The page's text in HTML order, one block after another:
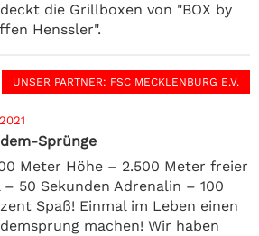
die Grillboxen von "BOX by
Henssler".
UNSER PARTNER: FSC MECKLENBURG E.V.
Sprünge
Meter Höhe – 2.500 Meter freier
– 50 Sekunden Adrenalin – 100
Spaß! Einmal im Leben einen
machen! Wir haben